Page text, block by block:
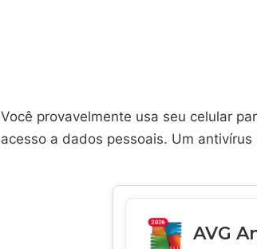
Você provavelmente usa seu celular
acesso a dados pessoais. Um
AVG